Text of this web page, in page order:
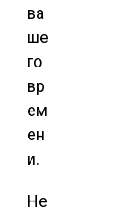
ва
ше
го
вр
ем
ен
и.
Не